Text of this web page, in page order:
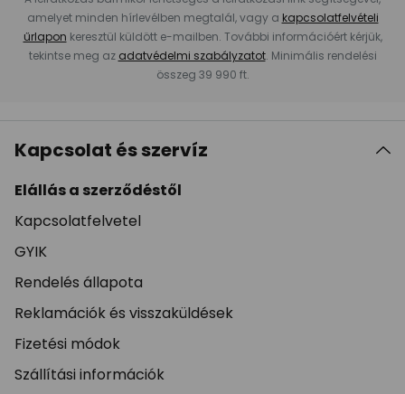
amelyet minden hírlevélben megtalál, vagy a kapcsolatfelvételi
űrlapon keresztül küldött e-mailben. További információért kérjük,
tekintse meg az adatvédelmi szabályzatot. Minimális rendelési
összeg 39 990 ft.
Kapcsolat és szervíz
Elállás a szerződéstől
Kapcsolatfelvetel
GYIK
Rendelés állapota
Reklamációk és visszaküldések
Fizetési módok
Szállítási információk